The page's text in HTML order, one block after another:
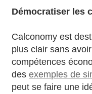
Démocratiser les
Calconomy est
plus clair sans
compétences
desexemples de
peut se faire une